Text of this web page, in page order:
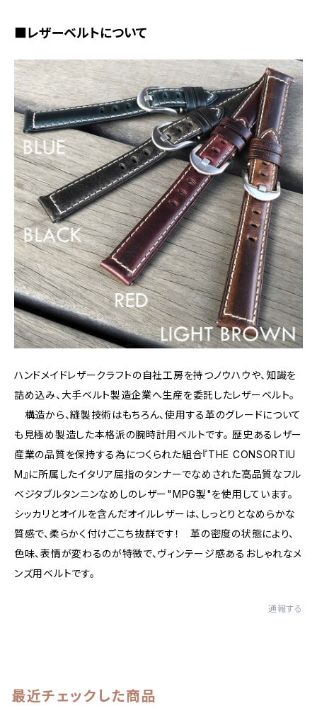
■レザーベルトについて
ハンドメイドレザークラフトの自社工房を持つノウハウや、知識を
詰め込み、大手ベルト製造企業へ生産を委託したレザーベルト。
構造から、縫製技術はもちろん、使用する革のグレードについて
も見極め製造した本格派の腕時計用ベルトです。 歴史あるレザー
産業の品質を保持する為につくられた組合『THE CONSORTIU
M』に所属したイタリア屈指のタンナーでなめされた高品質なフル
ベジタブルタンニンなめしのレザー"MPG製"を使用しています。
シッカリとオイルを含んだオイルレザーは、しっとりとなめらかな
質感で、柔らかく付けごこち抜群です！ 革の密度の状態により、
色味、表情が変わるのが特徴で、ヴィンテージ感あるおしゃれなメ
ンズ用ベルトです。
通報する
最近チェックした商品